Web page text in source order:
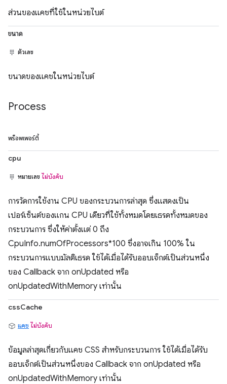
ส่วนของแคชที่ใช้ในหน่วยไบต์
ขนาด
ตัวเลข
ขนาดของแคชในหน่วยไบต์
Process
พร็อพเพอร์ตี้
cpu
หมายเลข ไม่บังคับ
การวัดการใช้งาน CPU ของกระบวนการล่าสุด ซึ่งแสดงเป็น
เปอร์เซ็นต์ของแกน CPU เดียวที่ใช้ทั้งหมดโดยเธรดทั้งหมดของ
กระบวนการ ซึ่งให้ค่าตั้งแต่ 0 ถึง
CpuInfo.numOfProcessors*100 ซึ่งอาจเกิน 100% ใน
กระบวนการแบบมัลติเธรด ใช้ได้เมื่อได้รับออบเจ็กต์เป็นส่วนหนึ่ง
ของ Callback จาก onUpdated หรือ
onUpdatedWithMemory เท่านั้น
cssCache
แคช ไม่บังคับ
ข้อมูลล่าสุดเกี่ยวกับแคช CSS สำหรับกระบวนการ ใช้ได้เมื่อได้รับ
ออบเจ็กต์เป็นส่วนหนึ่งของ Callback จาก onUpdated หรือ
onUpdatedWithMemory เท่านั้น